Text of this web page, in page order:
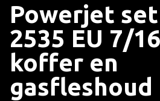
Powerjet
2535 EU 7/
koffer en
gasfleshoud